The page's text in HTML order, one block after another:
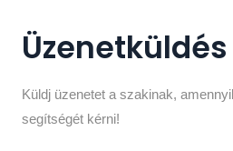
Üzenetküldés
Küldj üzenetet a szakinak,
segítségét kérni!